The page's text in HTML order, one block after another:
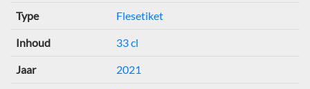
Type Flesetiket
Inhoud 33 cl
Jaar 2021